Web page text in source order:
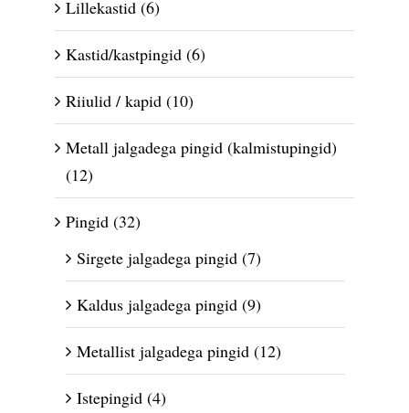
Lillekastid (6)
Kastid/kastpingid (6)
Riiulid / kapid (10)
Metall jalgadega pingid (kalmistupingid)
(12)
Pingid (32)
Sirgete jalgadega pingid (7)
Kaldus jalgadega pingid (9)
Metallist jalgadega pingid (12)
Istepingid (4)